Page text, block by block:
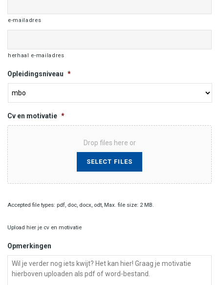
e-mailadres
herhaal e-mailadres
Opleidingsniveau *
Cv en motivatie *
Drop files here or
SELECT FILES
Accepted file types: pdf, doc, docx, odt, Max. file size: 2 MB.
Upload hier je cv en motivatie
Opmerkingen